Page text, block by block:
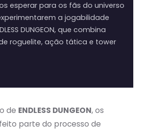
esperar para os fãs do universo
a jogabilidade
DUNGEON, que combina
roguelite, ação tática e tower
de ENDLESS DUNGEON, os
parte do processo de